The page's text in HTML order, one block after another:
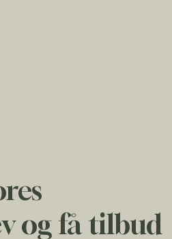
og få tilbud